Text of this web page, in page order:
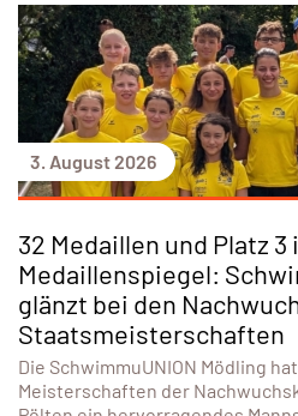
3. August 2026
32 Medaillen und Platz 3
Medaillenspiegel:
glänzt bei den
Staatsmeisterschaften
Die SchwimmuUNION Mödling
Meisterschaften der